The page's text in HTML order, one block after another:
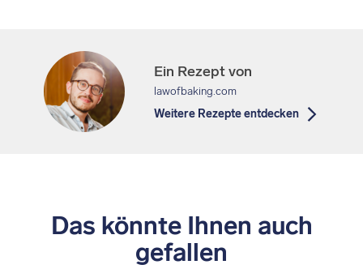
Ein Rezept von
lawofbaking.com
Weitere Rezepte entdecken
Das könnte Ihnen auch
gefallen